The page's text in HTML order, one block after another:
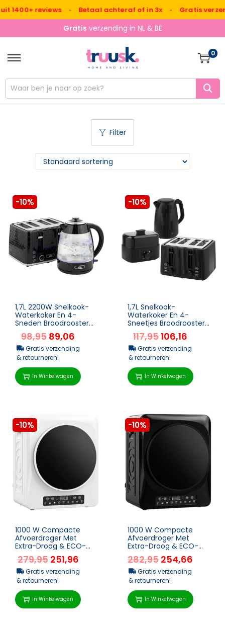
reviews • Betaal achteraf of in 3x • Gratis verzending
Gratis verzending in NL & BE
0
Filter
-10%
1,7L 2200W Snelkook-
Waterkoker En 4-
Sneden Broodrooster
Set Met Kalkfilter, Zwart
98,95 89,06
Gratis verzending
& retourneren!
In Winkelwagen
-10%
1,7L Snelkook-
Waterkoker En 4-
Sneetjes Broodrooster
Set, Eierkoker Voor 6
Eieren Met
Controlelampje ...
117,95106,16
Gratis verzending
& retourneren!
In Winkelwagen
-10%
1000 W Compacte
Afvoerdroger Met
Extra-Droog & ECO-
Modi, Timer- En
Temperatuurinstellinge
n, Wit
279,95 251,96
Gratis verzending
& retourneren!
In Winkelwagen
-10%
1000 W Compacte
Afvoerdroger Met
Extra-Droog & ECO-
Modi, Timer- En
Temperatuurinstellinge
n, Zwar...
282,95254,66
Gratis verzending
& retourneren!
In Winkelwagen